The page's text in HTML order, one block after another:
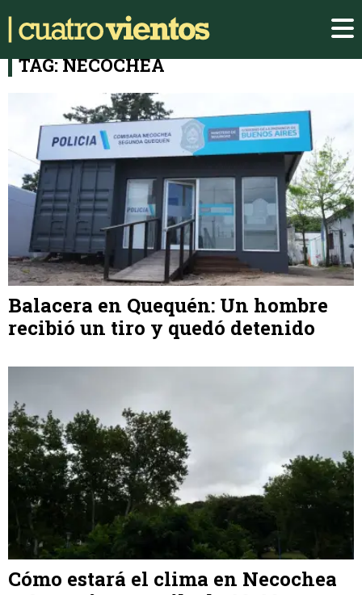
TAG: NECOCHEA
Balacera en Quequén: Un hombre
recibió un tiro y quedó detenido
Cómo estará el clima en Necochea